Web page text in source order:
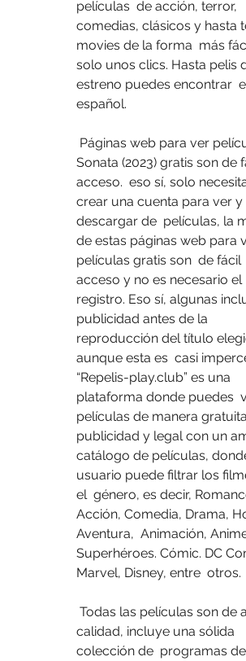
películas  de acción, terror,
comedias, clásicos y hasta
movies de la forma  más
solo unos clics. Hasta pelis
estreno puedes encontrar
español.
Sonata (2023) gratis son de
acceso.  eso sí, solo
crear una cuenta para ver y
descargar de  películas, la
de estas páginas web para
películas gratis son  de fácil
acceso y no es necesario el
registro. Eso sí, algunas
publicidad antes de la
reproducción del título
aunque esta es  casi
“Repelis-play.club” es una
plataforma donde puedes
películas de manera
publicidad y legal con un
catálogo de películas,
usuario puede filtrar los
el  género, es decir,
Acción, Comedia, Drama,
Aventura,  Animación,
Superhéroes. Cómic. DC
Marvel, Disney, entre  otros.
calidad, incluye una sólida
colección de  programas de